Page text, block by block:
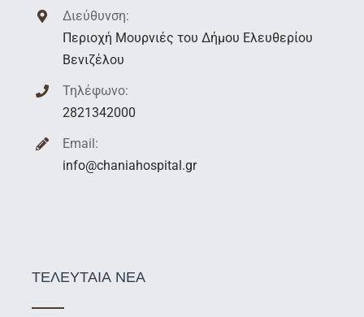
Διεύθυνση:
Περιοχή Μουρνιές του Δήμου Ελευθερίου
Βενιζέλου
Τηλέφωνο:
2821342000
Email:
info@chaniahospital.gr
ΤΕΛΕΥΤΑΙΑ ΝΕΑ